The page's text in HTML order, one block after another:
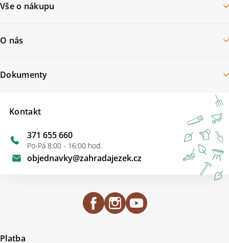
Vše o nákupu
O nás
Kontakt
objednavky@zahradajezek.cz
371 655 660
Po-Pá 8:00 - 16:00 hod.
Dokumenty
Platba